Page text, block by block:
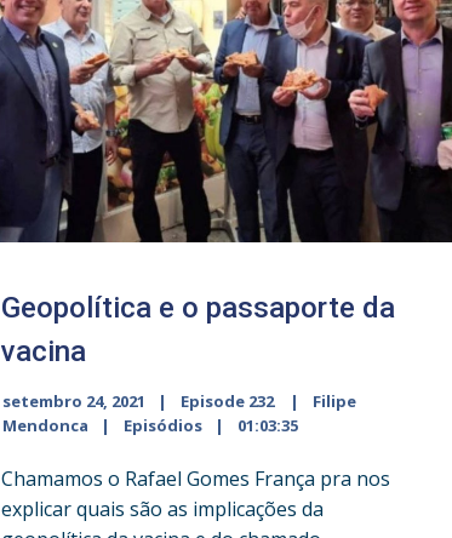
Geopolítica e o passaporte da
vacina
setembro 24, 2021 Episode 232
Filipe
Mendonca
Episódios 01:03:35
Chamamos o Rafael Gomes França pra nos
explicar quais são as implicações da